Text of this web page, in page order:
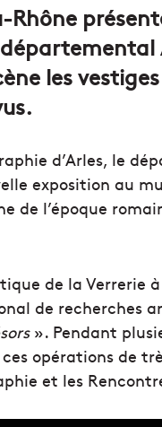
les
d’Arles, le
exposition au
de l’époque
de la Verrerie
de recherches
». Pendant
opérations de
et les